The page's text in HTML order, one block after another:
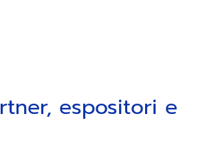
espositori e